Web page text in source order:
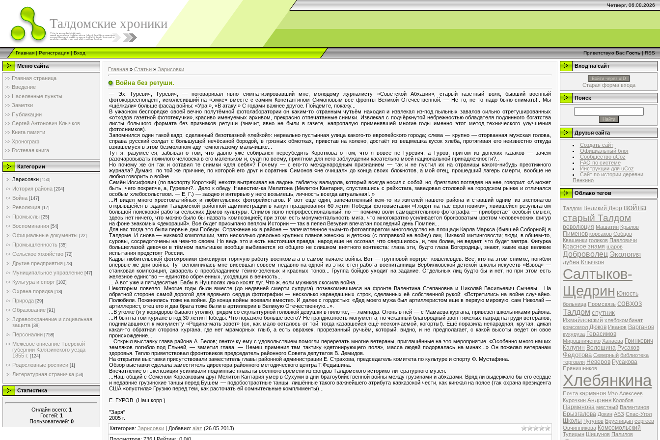
Четверг, 06.08.2026
Талдомские хроники
Главная|Регистрация|Вход Приветствую Вас Гость|RSS
Меню сайта
Главная страница
Введение
Населенные пункты
Заметки
Публикации
Сергей Антонович Клычков
Книга памяти
Хронограф
Гостевая книга
Категории
Зарисовки [150]
История района [204]
Война [147]
Революция [17]
Промыслы [25]
Воспоминания [54]
Официальные документы [22]
Промышленность [35]
Сельское хозяйство [72]
Другие предприятия [78]
Муниципальное управление [47]
Культура и спорт [102]
Охрана порядка [18]
Природа [29]
Образование [91]
Здравоохранение и социальная
защита [39]
Персоналии [758]
Межевое описание Тверской
губернии Калязинского уезда
1855 г. [124]
Родословные росписи [1]
Литературная страничка [53]
Статистика
Онлайн всего: 1
Гостей: 1
Пользователей: 0
Главная » Статьи » Зарисовки
Война без ретуши.
— Эх, Гуревич, Гуревич, — поговаривал явно симпатизировавший мне, молодому журналисту «Советской Абхазии», старый газетный волк, бывший военный
фотокорреспондент, исколесивший на «эмке» вместе с самим Константином Симоновым все фронты Великой Отечественной. — Не то, не то надо было снимать!.. Мы
«щёлкали» больше фасад войны: «Ура!», «В атаку!» С годами важнее другое. Пойдемте, покажу...
В ужасном беспорядке своей вечно полутёмной фотолаборатории он каким-то странным чутьём находил и извлекал из-под пыльных завалов сильно отретушированных
«отходов газетной фототекучки», красиво именуемых архивом, прекрасно отпечатанные снимки. Извлекал с подчёркнутой небрежностью обладателя подлинного богатства
листы большого формата без признаков ретуши (значит, явно не были в газете, напропалую применявшей многие годы именно этот метод технического улучшения
фотоснимков).
Запомнился один такой кадр, сделанный безотказной «лейкой»: нереально пустынная улица какого-то европейского города; слева — крупно — оторванная мужская голова,
справа русский солдат с большущей нечёсаной бородой, в грязных обмотках, привстав на колено, достаёт из вещмешка кусок хлеба, протягивая его неизвестно откуда
взявшемуся в этом безмолвном аду темноглазому мальчишке...
Тут я, разумеется, забывал о том, что давно уже собирался переубедить Короткова о том, что я вовсе не Гуревич, а Гуров, притом из донских казаков — зачем
разочаровывать пожилого человека в его маленьком и, судя по всему, приятном для него заблуждении касательно моей национальной принадлежности?..
Но почему же он так и оставил те снимки «для себя»? Почему — с его-то международным признанием — так и не пустил их на страницы какого-нибудь престижного
журнала? Думаю, по той же причине, по которой его друг и соратник Симонов «не очищал» до конца своих блокнотов, а мой отец, прошедший лагерь смерти, вообще не
любил говорить о войне...
Семён Иосифович (по паспорту Короткий) нехотя вытряхивал на ладонь таблетку валидола, который всегда носил с собой, но, брезгливо поглядев на нее, говорил: «А может
быть, чего покрепче, а, Гуревич?.. Дело к обеду. Навестим-ка Мелитона (Мелитон Кантария, спустившись с рейхстага, заведовал столовой на городском рынке и отличался
особым хлебосольством. — Е. Г.) — заодно и интервью у него возьмешь, личность всегда актуальная!..»
...Я видел много хрестоматийных и любительских фоторейхстагов. И вот еще один, запечатленный кем-то из жителей нашего района и ставший одним из экспонатов
открывшейся в здании Талдомской районной администрации в канун празднования 60-летия Победы фотовыставки «Глядят на нас фронтовики», явившейся результатом
большой поисковой работы сельских Домов культуры. Снимок явно непрофессиональный, но — помимо воли самодеятельного фотографа — приобретает особый смысл;
здесь нет ничего, что можно было бы назвать композицией; при этом есть монументальность мига, что многократно усиливается бронзоватым цветом человеческих фигур
на фоне знакомых «декораций». Все будет присыпано пеплом Истории — так в пепел Везувия впечатан последний день Помпеи...
Для нас тогда это быпи первые дни Победы. Отражение их в районе — запечатленное чьим-то фотоаппаратом многолюдство на площади Карла Маркса (бывшей Соборной) в
Талдоме. И снова — никакой композиции, зато несколько довольно крупных планов женских и детских (с поправкой на войну) лиц. Никакой митинговости; люди, в общем-то,
суровы, сосредоточены на чем-то своем. Но ведь это и есть настоящая правда: народ еще не осознал, что свершилось, и, тем более, не ведает, что будет завтра. Фигурка
большеглазой девочки в тёмном пальтишке вообще выбивается из общего не слишком внятного контекста: глаза эти, будто глаза Богородицы, знают, какие еще великие
испытания предстоят России.
Кадры любительской фотохроники фиксируют горячую работу военкомата в самом начале войны. Вот — групповой портрет кошелевцев. Все, кто на этом снимке, погибли
впервые же дни войны. Тут вспомнилась мне висевшая совсем недавно на одной из этих стен работа воспитанницы Вербилковской детской школы искусств «Взвод» —
станковая композиция, акварель с преобладанием тёмно-зеленых и красных тонов... Группа бойцов уходит на задание. Отдельных лиц будто бы и нет, но при этом есть
железное единство — единство обреченных, уходящих в вечность...
... А вот уже и пятидесятые! Бабы в Нушполах лихо косят луг. Что ж, если мужиков скосила война...
Некоторым повезло. Многие годы были вместе (до недавней смерти супруга) познакомившиеся на фронте Валентина Степановна и Николай Васильевич Сычевы... На
обратной стороне самой дорогой для вдовьего сердца фотографии — несколько карандашных строк, сделанных её собственной рукой: «Встретились на войне случайно.
Полюбили. Поженились тоже на войне. До конца войны воевали вместе». И далее с гордостью: «Дед моего мужа был артиллеристом еще в первую мировую, сам Николай —
артиллерист, отец его и два брата тоже были в артиллерии в Великую Отечественную...».
...В уголке (и у коридоров бывают уголки), рядом со скульптурной головкой девушки в пилотке, — лампада. Огонь в ней — с Мамаева кургана, привезён школьниками района.
...Я был на том кургане в год 30-летия Победы. Что поразило больше всего? Не грандиозность монумента, но чеканный благородный звон тяжёлых наград на груди ветеранов,
поднимавшихся к монументу «Родина-мать зовет» (ох, как мало осталось от той, тогда казавшейся ещё нескончаемой, когорты!). Ещё поразила непарадная, крутая, дикая
какая-то обратная сторона кургана, где нет мраморных глыб, а есть овражек, прорезанный ручьём, который, видно, и не предполагает, с какой высоты ведет он свое
происхождение...
...Открыл выставку глава района А. Белов; ленточку ему с удовольствием помогли перерезать многие ветераны, приглашённые на это мероприятие. «Особенно много наших
земляков погибло под Ельней, — заметил глава. — Немец применил там тактику «детонирующего поля», масса людей подорвалась на минах...» Он пожелал ветеранам
здоровья. Тепло приветствовал фронтовиков председатель районного Совета депутатов В. Демидов.
На открытии выставки присутствовали заместитель главы районной администрации Е. Страхова, председатель комитета по культуре и спорту Ф. Мустафина.
Обзор выставки сделала заместитель директора районного методического центра Т.Федышина.
Впечатление от экспозиции усиливали подлинные плакаты военного времени из фондов Талдомского историко-литературного музея.
...Наш общий с Семёном Корсаковым друг Мелитон Кантария умер в Сухуми в дни братоубийственной войны между грузинами и абхазами. Вряд ли выдержало бы его сердце
и недавние грузинские танцы перед Бушем — подобострастные танцы, лишённые такого важнейшего атрибута кавказской чести, как кинжал на поясе (так охрана президента
США «опустила» Грузию перед тем, как расточать ей сомнительные комплименты)...
Е. ГУРОВ. (Наш корр.)
"Заря"
2005 г.
Категория: Зарисовки | Добавил: alaz (26.05.2013)
Вход на сайт
Войти через uID
Старая форма входа
Поиск
Друзья сайта
Создать сайт
Официальный блог
Сообщество uCoz
FAQ по системе
Инструкции для uCoz
Сайт по истории деревни
Пенкино
Облако тегов
Талдом Великий Двор война
старый Талдом
революция Машатин Крылов
Пименов корсаков Собцов
Квашенки голиков Павловичи
Красное знамя шаров
Доброволец Экология
дубна Клычков
Салтыков-
Щедрин Юность
больница Промсвязь совхоз
Талдом спутник
Измайловский хлебокомбинат
комсомол Дюков Иванов Варганов
кукуруза Герасимов
Мирошниченко Ханаева Гринкевич
Калугин Волошина Русаков
Федотова Северный библиотека
торговля Неверов Русакова
Прянишников
Хлебянкина
Почта карманов Мэо Алексеев
Курочкин Андреев Колобов
Парменова местный Валентинов
Брызгалова Докин АБЗ Спас-Угол
Школы Чугунов Брусницын сергеев
Овчинникова Комсомольский
Тупицын Шишунов Палилов